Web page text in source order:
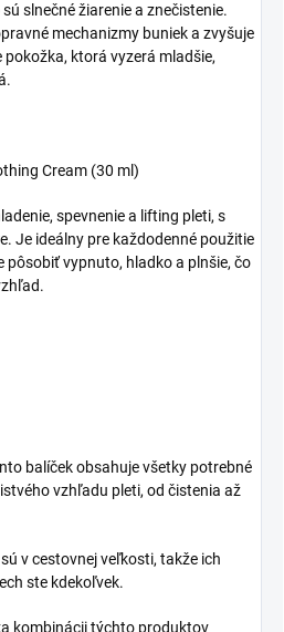
slnečné žiarenie a znečistenie.
mechanizmy buniek a zvyšuje
ktorá vyzerá mladšie,
Cream (30 ml)
spevnenie a lifting pleti, s
Je ideálny pre každodenné použitie
pôsobiť vypnuto, hladko a plnšie, čo
balíček obsahuje všetky potrebné
vzhľadu pleti, od čistenia až
v cestovnej veľkosti, takže ich
ste kdekoľvek.
kombinácii týchto produktov